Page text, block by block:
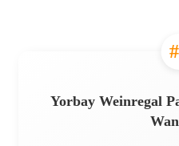
Yorbay Weinregal